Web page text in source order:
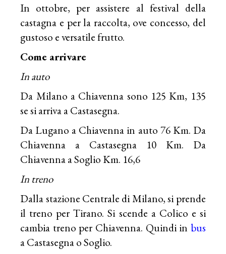
In ottobre, per assistere al festival della
castagna e per la raccolta, ove concesso, del
gustoso e versatile frutto.
Come arrivare
In auto
Da Milano a Chiavenna sono 125 Km, 135
se si arriva a Castasegna.
Da Lugano a Chiavenna in auto 76 Km. Da
Chiavenna a Castasegna 10 Km. Da
Chiavenna a Soglio Km. 16,6
In treno
Dalla stazione Centrale di Milano, si prende
il treno per Tirano. Si scende a Colico e si
cambia treno per Chiavenna. Quindi in bus
a Castasegna o Soglio.